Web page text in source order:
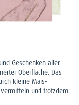
Geschenken aller
Oberfläche. Das
kleine Mais-
und trotzdem